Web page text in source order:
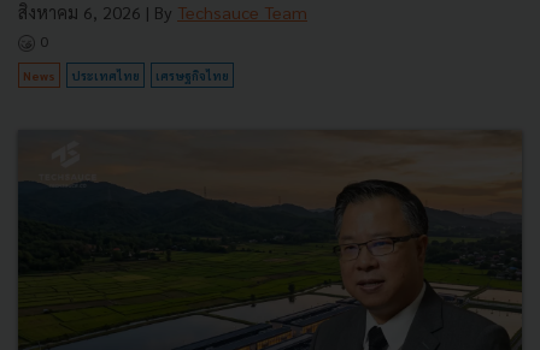
สิงหาคม 6, 2026 | By Techsauce Team
0
News ประเทศไทย เศรษฐกิจไทย